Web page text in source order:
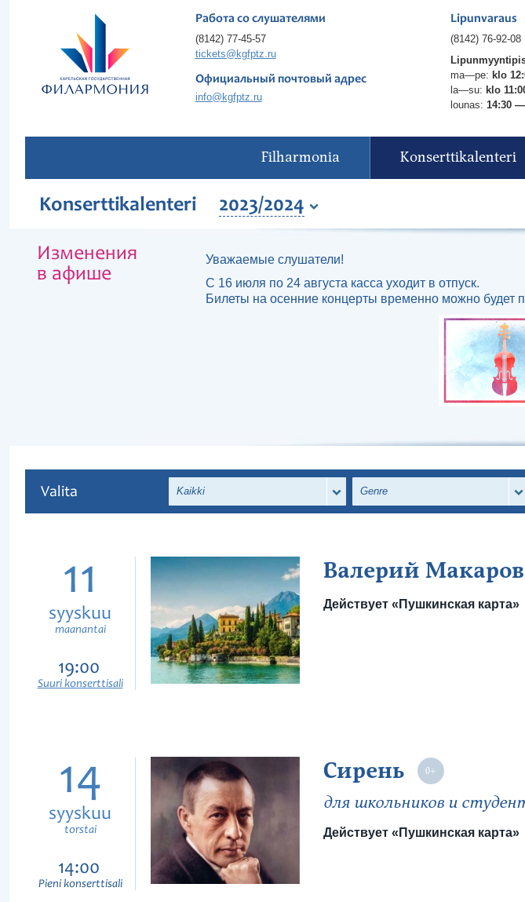
Работа со слушателями
(8142) 77-45-57
tickets@kgfptz.ru
Официальный почтовый адрес
info@kgfptz.ru
Lipunvaraus
(8142) 76-92-08
ma—pe: klo
la—su: klo
lounas: 14:30
Filharmonia Konserttikalenteri
Konserttikalenteri 2023/2024
Изменения
в афише
Уважаемые слушатели!
С 16 июля по 24 августа касса уходит в отпуск.
Билеты на осенние концерты временно можно будет
Valita Kaikki Genre
11
syyskuu
maanantai
19:00
Suuri konserttisali
Валерий
Действует «Пушкинская карта»
14
syyskuu
torstai
14:00
Pieni konserttisali
Сирень
для школьников и
Действует «Пушкинская карта»